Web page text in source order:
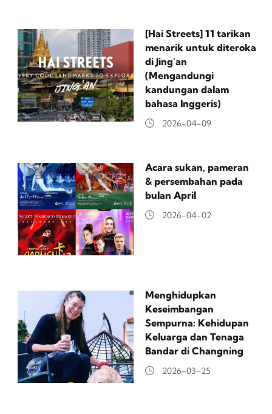
[Hai Streets] 11 tarikan
menarik untuk diteroka
di Jing'an
(Mengandungi
kandungan dalam
bahasa Inggeris)
2026-04-09
Acara sukan, pameran
& persembahan pada
bulan April
2026-04-02
Menghidupkan
Keseimbangan
Sempurna: Kehidupan
Keluarga dan Tenaga
Bandar di Changning
2026-03-25